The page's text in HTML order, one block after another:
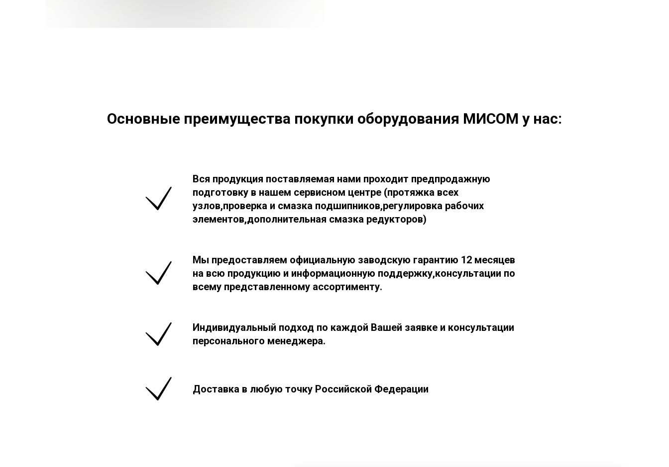
Основные преимущества покупки оборудования МИСОМ у нас:
Вся продукция поставляемая нами проходит предпродажную
подготовку в нашем сервисном центре (протяжка всех
узлов,проверка и смазка подшипников,регулировка рабочих
элементов,дополнительная смазка редукторов)
Мы предоставляем официальную заводскую гарантию 12 месяцев
на всю продукцию и информационную поддержку,консультации по
всему представленному ассортименту.
Индивидуальный подход по каждой Вашей заявке и консультации
персонального менеджера.
Доставка в любую точку Российской Федерации